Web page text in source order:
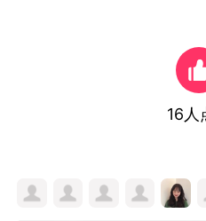
16人